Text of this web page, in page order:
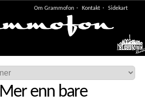
Om Grammofon Kontakt Sidekart
Meny
Mer enn bare